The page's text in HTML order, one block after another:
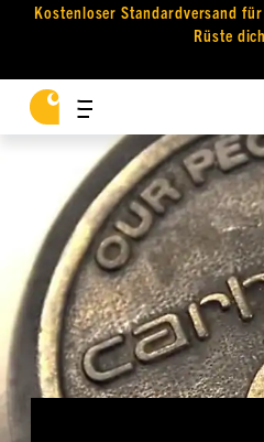
Kostenloser Standardversand
Rüste